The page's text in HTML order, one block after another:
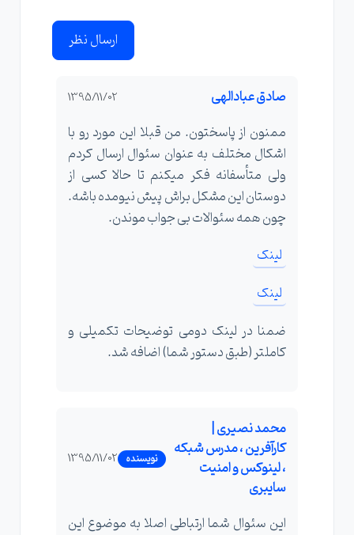
ارسال نظر
صادق عبادالهی 1395/11/02
ممنون از پاسختون. من قبلا این مورد رو با
اشکال مختلف به عنوان سئوال ارسال کردم
ولی متأسفانه فکر میکنم تا حالا کسی از
دوستان این مشکل براش پیش نیومده باشه.
چون همه سئوالات بی جواب موندن.
لینک
لینک
ضمنا در لینک دومی توضیحات تکمیلی و
کاملتر (طبق دستور شما) اضافه شد.
محمد نصیری |
کارآفرین ، مدرس شبکه
، لینوکس و امنیت
سایبری
نویسنده 1395/11/02
این سئوال شما ارتباطی اصلا به موضوع این